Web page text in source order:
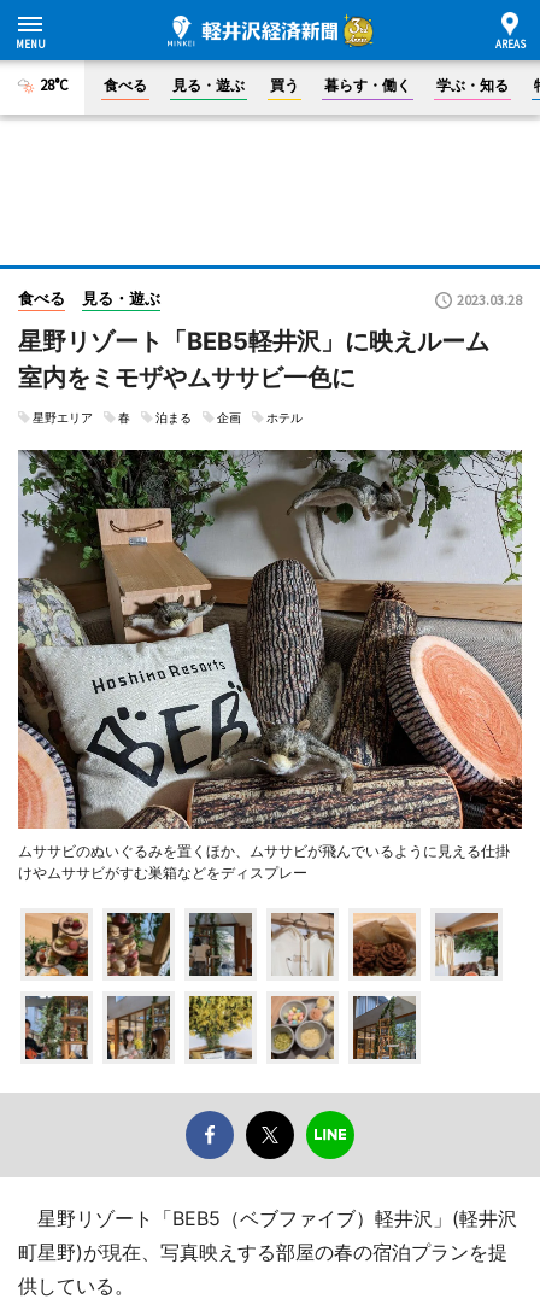
28°C 食べる 見る・遊ぶ 買う 暮らす・働く 学ぶ・知る
食べる 見る・遊ぶ 2023.03.28
星野リゾート「BEB5軽井沢」に映えルーム
室内をミモザやムササビ一色に
星野エリア 春 泊まる 企画 ホテル
ムササビのぬいぐるみを置くほか、ムササビが飛んでいるように見える仕掛
けやムササビがすむ巣箱などをディスプレー
星野リゾート「BEB5（ベブファイブ）軽井沢」(軽井沢
町星野)が現在、写真映えする部屋の春の宿泊プランを提
供している。